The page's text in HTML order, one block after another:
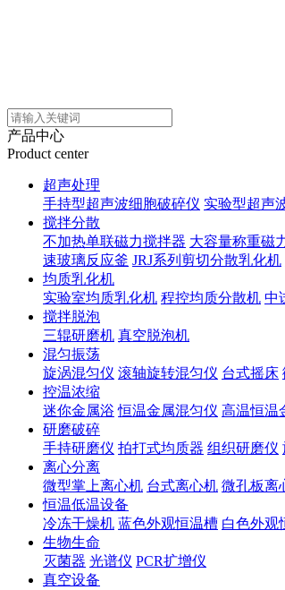
产品中心
Product center
超声处理
手持型超声波细胞破碎仪 实验型超声
搅拌分散
不加热单联磁力搅拌器 大容量称重磁
速玻璃反应釜 JRJ系列剪切分散乳化机
均质乳化机
实验室均质乳化机 程控均质分散机 中
搅拌脱泡
三辊研磨机 真空脱泡机
混匀振荡
旋涡混匀仪 滚轴旋转混匀仪 台式摇床
控温浓缩
迷你金属浴 恒温金属混匀仪 高温恒温
研磨破碎
手持研磨仪 拍打式均质器 组织研磨仪
离心分离
微型掌上离心机 台式离心机 微孔板离
恒温低温设备
冷冻干燥机 蓝色外观恒温槽 白色外观
生物生命
灭菌器 光谱仪 PCR扩增仪
真空设备